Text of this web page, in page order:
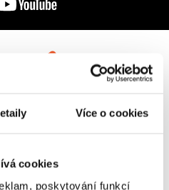
Více o cookies
cookies
poskytování funkcí
do roku 1911
svou odolností a
ochranu v náročných